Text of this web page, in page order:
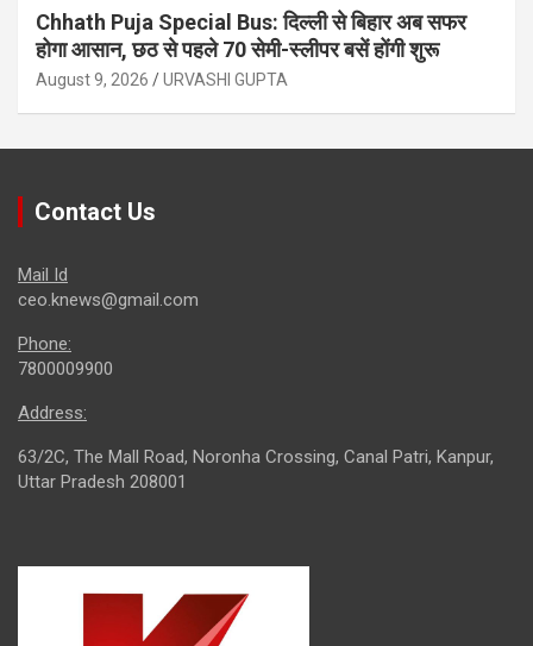
Chhath Puja Special Bus: दिल्ली से बिहार अब सफर
होगा आसान, छठ से पहले 70 सेमी-स्लीपर बसें होंगी शुरू
August 9, 2026 URVASHI GUPTA
Contact Us
Mail Id
ceo.knews@gmail.com
Phone:
7800009900
Address:
63/2C, The Mall Road, Noronha Crossing, Canal Patri, Kanpur,
Uttar Pradesh 208001